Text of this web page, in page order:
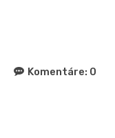
Komentáre: 0